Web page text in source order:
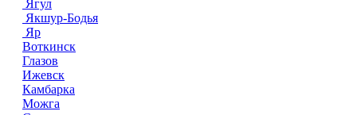
Ягул
Якшур-Бодья
Яр
Воткинск
Глазов
Ижевск
Камбарка
Можга